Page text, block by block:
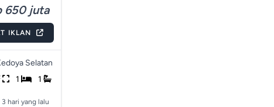
650 juta
IKLAN
Selatan
1 1
3 hari yang lalu